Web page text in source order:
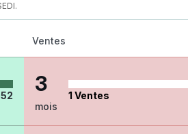
Ventes
3
mois
1 Ventes